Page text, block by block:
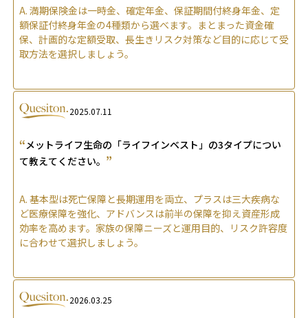
A. 満期保険金は一時金、確定年金、保証期間付終身年金、定
額保証付終身年金の4種類から選べます。まとまった資金確
保、計画的な定額受取、長生きリスク対策など目的に応じて受
取方法を選択しましょう。
2025.07.11
“メットライフ生命の「ライフインベスト」の3タイプについ
て教えてください。 ”
A. 基本型は死亡保障と長期運用を両立、プラスは三大疾病な
ど医療保障を強化、アドバンスは前半の保障を抑え資産形成
効率を高めます。家族の保障ニーズと運用目的、リスク許容度
に合わせて選択しましょう。
2026.03.25